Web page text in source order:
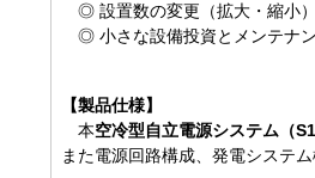
◎ 設置数の変更（拡大・縮小
◎ 小さな設備投資とメンテナ
【製品仕様】
本空冷型自立電源システム（
また電源回路構成、発電システ